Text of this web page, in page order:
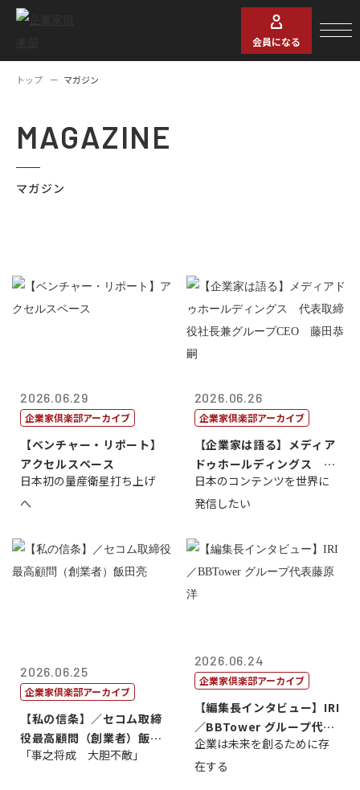
会員になる
トップ マガジン
MAGAZINE
マガジン
2026.06.29
企業家倶楽部アーカイブ
【ベンチャー・リポート】
アクセルスペース
日本初の量産衛星打ち上げ
へ
2026.06.26
企業家倶楽部アーカイブ
【企業家は語る】メディア
ドゥホールディングス 代
表取締役社長...
日本のコンテンツを世界に
発信したい
2026.06.25
企業家倶楽部アーカイブ
【私の信条】／セコム取締
役最高顧問（創業者）飯田
亮
「事之将成 大胆不敵」
2026.06.24
企業家倶楽部アーカイブ
【編集長インタビュー】IRI
／BBTower グループ代表
藤...
企業は未来を創るために存
在する